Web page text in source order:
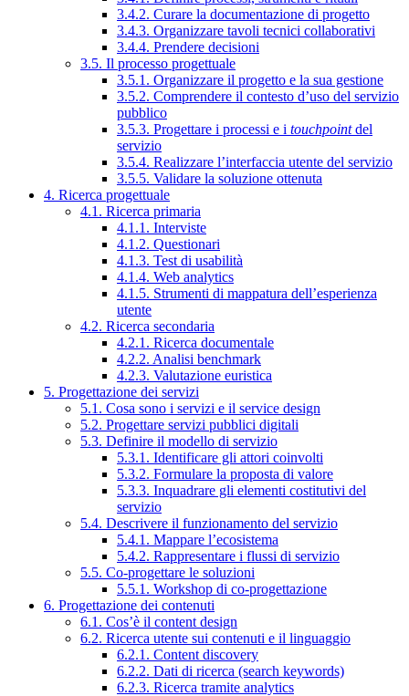
3.4.2. Curare la documentazione di progetto
3.4.3. Organizzare tavoli tecnici collaborativi
3.4.4. Prendere decisioni
3.5. Il processo progettuale
3.5.1. Organizzare il progetto e la sua gestione
3.5.2. Comprendere il contesto d’uso del servizio
pubblico
3.5.3. Progettare i processi e i touchpointdel
servizio
3.5.4. Realizzare l’interfaccia utente del servizio
3.5.5. Validare la soluzione ottenuta
4. Ricerca progettuale
4.1. Ricerca primaria
4.1.1. Interviste
4.1.2. Questionari
4.1.3. Test di usabilità
4.1.4. Web analytics
4.1.5. Strumenti di mappatura dell’esperienza
utente
4.2. Ricerca secondaria
4.2.1. Ricerca documentale
4.2.2. Analisi benchmark
4.2.3. Valutazione euristica
5. Progettazione dei servizi
5.1. Cosa sono i servizi e il service design
5.2. Progettare servizi pubblici digitali
5.3. Definire il modello di servizio
5.3.1. Identificare gli attori coinvolti
5.3.2. Formulare la proposta di valore
5.3.3. Inquadrare gli elementi costitutivi del
servizio
5.4. Descrivere il funzionamento del servizio
5.4.1. Mappare l’ecosistema
5.4.2. Rappresentare i flussi di servizio
5.5. Co-progettare le soluzioni
5.5.1. Workshop di co-progettazione
6. Progettazione dei contenuti
6.1. Cos’è il content design
6.2. Ricerca utente sui contenuti e il linguaggio
6.2.1. Content discovery
6.2.2. Dati di ricerca (search keywords)
6.2.3. Ricerca tramite analytics